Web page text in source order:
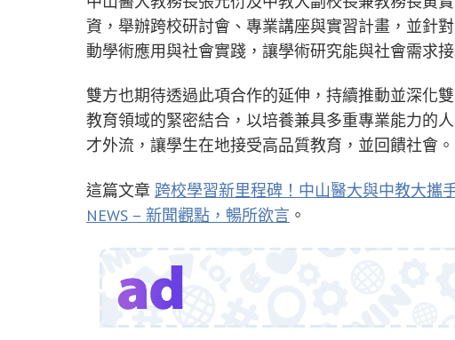
資，舉辦跨校研討會、專業講座與實習計畫，並針
動學術應用與社會實踐，讓學術研究能與社會需求接
雙方也期待透過此項合作的延伸，持續推動並深化
教育領域的緊密結合，以培養兼具多重專業能力的
才外流，讓學生在地接受高品質教育，並回饋社會。
這篇文章 跨校學習新里程碑！中山醫大與中教大攜
NEWS – 新聞觀點，暢所欲言 。